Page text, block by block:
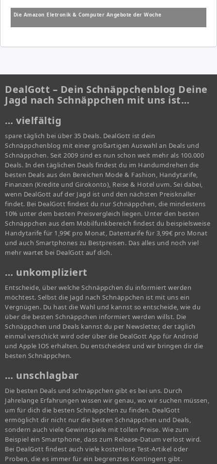
Die Amazon Eletronik & Computer Angebote der Woche
DealGott – Dein Schnäppchenblog Deine
Jagd nach Schnäppchen mit uns ist…
… vielfältig
spare täglich bei über 35 Deals. DealGott ist dein
Schnäppchenblog mit einer großartigen Auswahl an Deals und
Schnäppchen. Seit 2009 sind es nun schon weit mehr als 100.000
Deals. In den täglichen Deals findest du im Handumdrehen die
besten Deals aus den Bereichen Mode & Fashion, Handytarife,
Finanzen (Kredite und Girokonto), Reise & Hotel uvm. Sei dabei,
wenn DealGott auf der Jagd ist und den nächsten Preisknaller
findet. Bei DealGott findest du nur Schnäppchen, die mindestens
10% unter dem besten Preisvergleich liegen. Unter den besten
Schnäppchen aus dem Mobilfunkbereich findest du beispielsweise
Handytarife für 1,99€ pro Monat, Datentarife für 3,99€ pro Monat
und auch Smartphones zu Bestpreisen. Das alles und noch viel
mehr wartet bei DealGott auf dich.
… unkompliziert
Entscheide, über welche Schnäppchen du informiert werden
möchtest. Selbst die Jagd nach Schnäppchen ist mit uns ein
Vergnügen. Du hast die Wahl und kannst so entscheide, wie du
über die besten Schnäppchen informiert werden willst. Die
Schnäppchen und Deals kannst du per Newsletter, der täglich
einmal verschickt wird oder über die DealGott App für Android
und Apple IOS erhalten. Du entscheidest und wir bringen dir die
besten Schnäppchen.
… unschlagbar
Die besten Deals und schnäppchen gibt es bei uns. Durch
Jahrelange Erfahrungen wissen wir genau, wo wir suchen müssen,
um für dich die besten Schnäppchen zu finden. DealGott
ermöglicht dir nicht nur die besten Schnäppchen und Deals,
sondern auch viele Gewinnspiele mit tollen Preise. Wie zum
Beispiel ein Smartphone, dass zum Release-Datum verlost wird.
Bei DealGott findest auch viele kostenlose Test-Artikel oder
Proben, die es immer für ein begrenztes Kontingent gibt.